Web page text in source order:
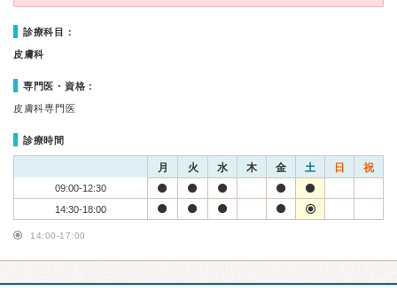
診療科目：
皮膚科
専門医・資格：
皮膚科専門医
診療時間
月 火 水 木 金 土 日 祝
09:00-12:30
14:30-18:00
14:00-17:00